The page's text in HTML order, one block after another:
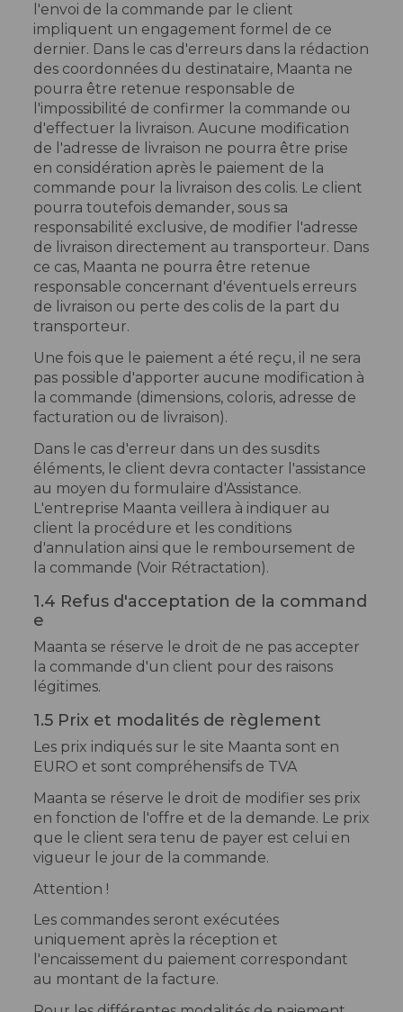
l'envoi de la commande par le client
impliquent un engagement formel de ce
dernier. Dans le cas d'erreurs dans la rédaction
des coordonnées du destinataire, Maanta ne
pourra être retenue responsable de
l'impossibilité de confirmer la commande ou
d'effectuer la livraison. Aucune modification
de l'adresse de livraison ne pourra être prise
en considération après le paiement de la
commande pour la livraison des colis. Le client
pourra toutefois demander, sous sa
responsabilité exclusive, de modifier l'adresse
de livraison directement au transporteur. Dans
ce cas, Maanta ne pourra être retenue
responsable concernant d'éventuels erreurs
de livraison ou perte des colis de la part du
transporteur.
Une fois que le paiement a été reçu, il ne sera
pas possible d'apporter aucune modification à
la commande (dimensions, coloris, adresse de
facturation ou de livraison).
Dans le cas d'erreur dans un des susdits
éléments, le client devra contacter l'assistance
au moyen du formulaire d'Assistance.
L'entreprise Maanta veillera à indiquer au
client la procédure et les conditions
d'annulation ainsi que le remboursement de
la commande (Voir Rétractation).
1.4 Refus d'acceptation de la command
e
Maanta se réserve le droit de ne pas accepter
la commande d'un client pour des raisons
légitimes.
1.5 Prix et modalités de règlement
Les prix indiqués sur le site Maanta sont en
EURO et sont compréhensifs de TVA
Maanta se réserve le droit de modifier ses prix
en fonction de l'offre et de la demande. Le prix
que le client sera tenu de payer est celui en
vigueur le jour de la commande.
Attention !
Les commandes seront exécutées
uniquement après la réception et
l'encaissement du paiement correspondant
au montant de la facture.